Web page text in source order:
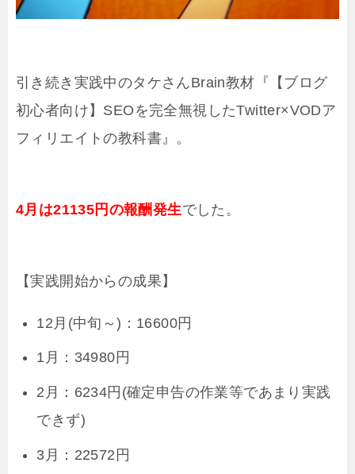
引き続き実践中のタケさんBrain教材『【ブログ
初心者向け】SEOを完全無視したTwitter×VODア
フィリエイトの教科書』。
4月は21135円の報酬発生でした。
【実践開始からの成果】
12月(中旬～)：16600円
1月：34980円
2月：6234円(確定申告の作業等であまり実践
できず)
3月：22572円